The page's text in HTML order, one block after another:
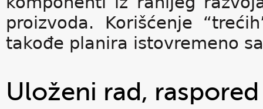
proizvoda. Korišćenje
takođe planira istovremeno
Uloženi rad,